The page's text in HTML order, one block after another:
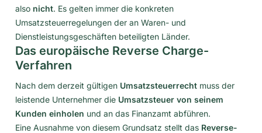
also nicht. Es gelten immer die konkreten
Umsatzsteuerregelungen der an Waren- und
Dienstleistungsgeschäften beteiligten Länder.
Das europäische Reverse Charge-
Verfahren
Nach dem derzeit gültigen Umsatzsteuerrecht muss der
leistende Unternehmer die Umsatzsteuer von seinem
Kunden einholen und an das Finanzamt abführen.
Eine Ausnahme von diesem Grundsatz stellt das Reverse-